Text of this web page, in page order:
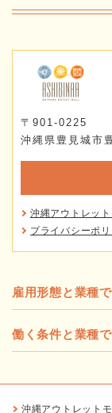
〒901-0225
沖縄県豊見城市
沖縄アウトレッ
プライバシーポリ
雇用形態と業種
働く条件と業種
沖縄アウトレット